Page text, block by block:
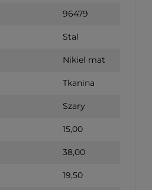
96479
Stal
Nikiel mat
Tkanina
Szary
15,00
38,00
19,50